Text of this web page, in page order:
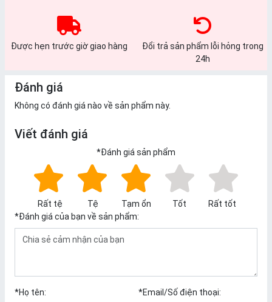
Được hẹn trước giờ giao hàng
Đổi trả sản phẩm lỗi hỏng trong
24h
Đánh giá
Không có đánh giá nào về sản phẩm này.
Viết đánh giá
*Đánh giá sản phẩm
Rất tệ Tệ Tạm ổn Tốt
Rất tốt
*Đánh giá của bạn về sản phẩm:
*Họ tên: *Email/Số điện thoại: